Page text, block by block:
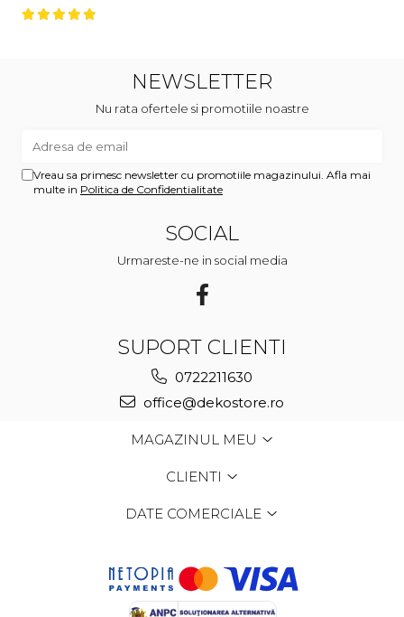
NEWSLETTER
Nu rata ofertele si promotiile noastre
Vreau sa primesc newsletter cu promotiile magazinului. Afla mai
multe in Politica de Confidentialitate
SOCIAL
Urmareste-ne in social media
SUPORT CLIENTI
0722211630
office@dekostore.ro
MAGAZINUL MEU
CLIENTI
DATE COMERCIALE